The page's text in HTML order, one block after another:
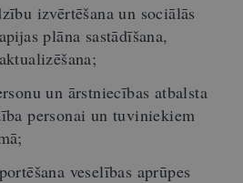
izvērtēšana un sociālās
plāna sastādīšana,
un ārstniecības atbalsta
personai un tuviniekiem
veselības aprūpes